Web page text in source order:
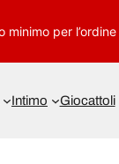
minimo per l’ordine
Intimo Giocattoli